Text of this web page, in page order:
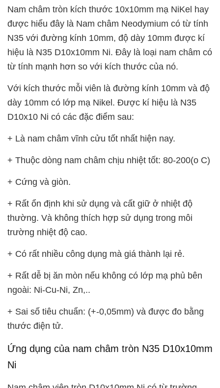
Nam châm tròn kích thước 10x10mm mạ NiKel hay
được hiểu đây là Nam châm Neodymium có từ tính
N35 với đường kính 10mm, độ dày 10mm được kí
hiệu là N35 D10x10mm Ni. Đây là loại nam châm có
từ tính mạnh hơn so với kích thước của nó.
Với kích thước mỗi viên là đường kính 10mm và độ
dày 10mm có lớp mạ Nikel. Được kí hiệu là N35
D10x10 Ni có các đặc điểm sau:
+ Là nam châm vĩnh cửu tốt nhất hiện nay.
+ Thuộc dòng nam châm chịu nhiệt tốt: 80-200(o C)
+ Cứng và giòn.
+ Rất ổn định khi sử dụng và cất giữ ở nhiệt độ
thường. Và không thích hợp sử dụng trong môi
trường nhiệt độ cao.
+ Có rất nhiều công dụng mà giá thành lại rẻ.
+ Rất dễ bị ăn mòn nếu không có lớp mạ phủ bên
ngoài: Ni-Cu-Ni, Zn,..
+ Sai số tiêu chuẩn: (+-0,05mm) và được đo bằng
thước điện tử.
Ứng dụng của nam châm tròn N35 D10x10mm
Ni